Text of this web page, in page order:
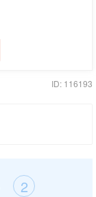
ID: 116193
2